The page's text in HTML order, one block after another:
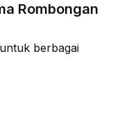
Rombongan
berbagai